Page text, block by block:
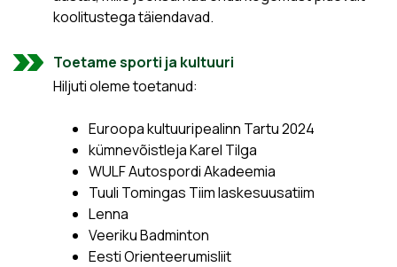
koolitustega täiendavad.
Toetame sporti ja kultuuri
Hiljuti oleme toetanud:
Euroopa kultuuripealinn Tartu 2024
kümnevõistleja Karel Tilga
WULF Autospordi Akadeemia
Tuuli Tomingas Tiim laskesuusatiim
Lenna
Veeriku Badminton
Eesti Orienteerumisliit